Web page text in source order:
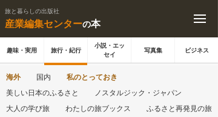
旅と暮らしの出版社
産業編集センターの本
趣味・実用 旅行・紀行
小説・エッ
セイ
写真集 ビジネス
海外 国内
私のとっておき
美しい日本のふるさと
ノスタルジック・ジャパン
大人の学び旅
わたしの旅ブックス ふるさと再発見の旅